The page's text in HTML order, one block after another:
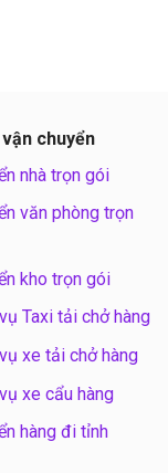
chuyển
nhà trọn gói
văn phòng trọn
kho trọn gói
Taxi tải chở hàng
xe tải chở hàng
xe cẩu hàng
hàng đi tỉnh